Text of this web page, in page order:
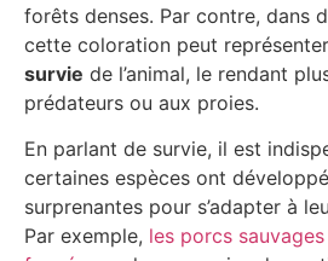
forêts denses. Par contre, dans
cette coloration peut
survie de l’animal, le rendant
prédateurs ou aux proies.
En parlant de survie, il est
certaines espèces ont
surprenantes pour s’adapter à
Par exemple, les porcs